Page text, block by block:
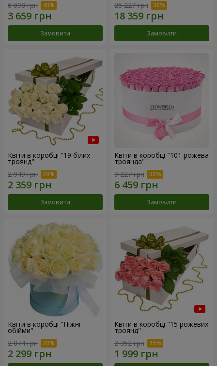
6 098 грн
Замовити
26 227 грн
Замовити
Квіти в коробці "19 білих
троянд"
2 949 грн
Замовити
Квіти в коробці "101 рожева
троянда"
9 227 грн
Замовити
Квіти в коробці "Ніжні
обійми"
2 874 грн
Квіти в коробці "15 рожевих
троянд"
2 352 грн